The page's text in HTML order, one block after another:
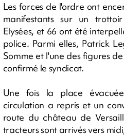
Les forces de l'ordre ont
manifestants sur un
Elysées, et 66 ont été
police. Parmi elles, Patrick
Somme et l'une des figures
confirmé le syndicat.
Une fois la place
circulation a repris et un
route du château de
tracteurs sont arrivés vers